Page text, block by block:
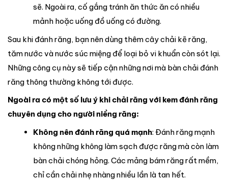
sẽ. Ngoài ra, cố gắng tránh ăn thức ăn có nhiều
mảnh hoặc uống đồ uống có đường.
Sau khi đánh răng, bạn nên dùng thêm cây chải kẽ răng,
tăm nước và nước súc miệng để loại bỏ vi khuẩn còn sót lại.
Những công cụ này sẽ tiếp cận những nơi mà bàn chải đánh
răng thông thường không tới được.
Ngoài ra có một số lưu ý khi chải răng với kem đánh răng
chuyên dụng cho người niềng răng:
Không nên đánh răng quá mạnh: Đánh răng mạnh
không những không làm sạch được răng mà còn làm
bàn chải chóng hỏng. Các mảng bám răng rất mềm,
chỉ cần chải nhẹ nhàng nhiều lần là tan hết.